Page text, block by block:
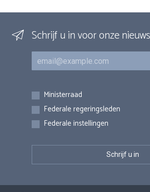
Schrijf u in voor onze
E-mail
Inschrijvingen
Ministerraad
Federale regeringsleden
Federale instellingen